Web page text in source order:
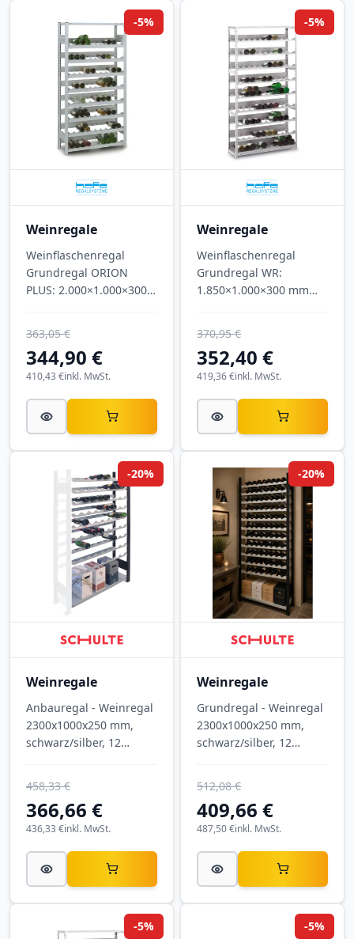
Weinregale
Weinflaschenregal
Grundregal ORION
PLUS: 2.000×1.000×300
lichtgrau.
344,90 €
363,05 €
-5%
inkl. MwSt.
410,43 €
Weinregale
Weinflaschenregal
Grundregal WR:
1.850×1.000×300 mm
352,40 €
370,95 €
-5%
inkl. MwSt.
419,36 €
Weinregale
Anbauregal - Weinregal
2300x1000x250 mm,
schwarz/silber, 12
Lagertechnik
366,66 €
458,33 €
-20%
inkl. MwSt.
436,33 €
Weinregale
Grundregal - Weinregal
2300x1000x250 mm,
schwarz/silber, 12
Lagertechnik
409,66 €
512,08 €
-20%
inkl. MwSt.
487,50 €
-5% -5%